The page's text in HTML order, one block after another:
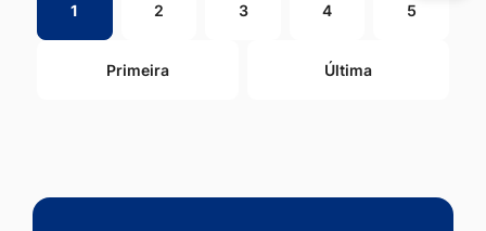
Primeira
1 2 3 4 5
Última